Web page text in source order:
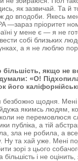
як зазвичай. Та й
до вподоби. Якесь
—зараз пріоритет
у мене є — я не
собі близьких
а я не люблю
якщо не
«О!
його
безбожно щодня.
якимсь людям,
не перемовлюся
публіка, а тій
зла не робила, а
Ну та хай уже. Мені
зорі з цього
більшість і не